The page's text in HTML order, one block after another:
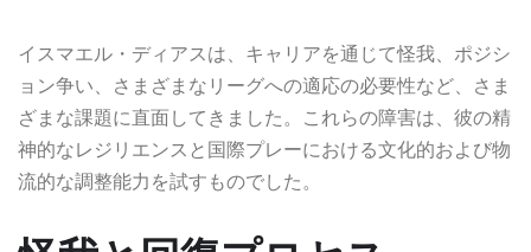
イスマエル・ディアスは、キャリアを通じて怪我、ポジシ
ョン争い、さまざまなリーグへの適応の必要性など、さま
ざまな課題に直面してきました。これらの障害は、彼の精
神的なレジリエンスと国際プレーにおける文化的および物
流的な調整能力を試すものでした。